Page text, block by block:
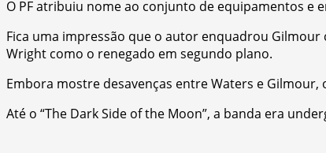
O PF atribuiu nome ao conjunto de equipamentos e
Fica uma impressão que o autor enquadrou
Wright como o renegado em segundo plano.
Embora mostre desavenças entre Waters e
Até o “The Dark Side of the Moon”, a banda era